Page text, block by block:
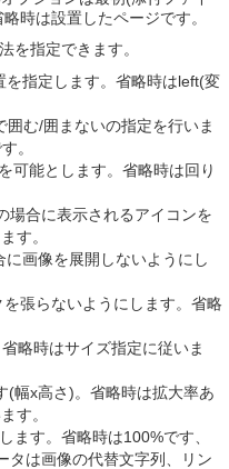
時は設置したページです。
を指定できます。
指定します。省略時はleft(変
む/囲まないの指定を行いま
。
可能とします。省略時は回り
場合に表示されるアイコンを
す。
画像を展開しないようにし
張らないようにします。省略
略時はサイズ指定に従いま
(幅x高さ)。省略時は拡大率あ
す。
ます。省略時は100%です、
タは画像の代替文字列、リン